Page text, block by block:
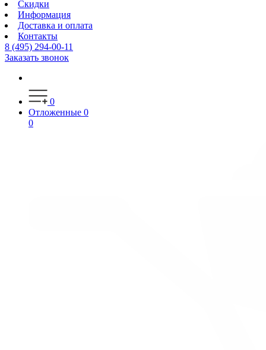
Скидки
Информация
Доставка и оплата
Контакты
8 (495) 294-00-11
Заказать звонок
0
Отложенные 0
0